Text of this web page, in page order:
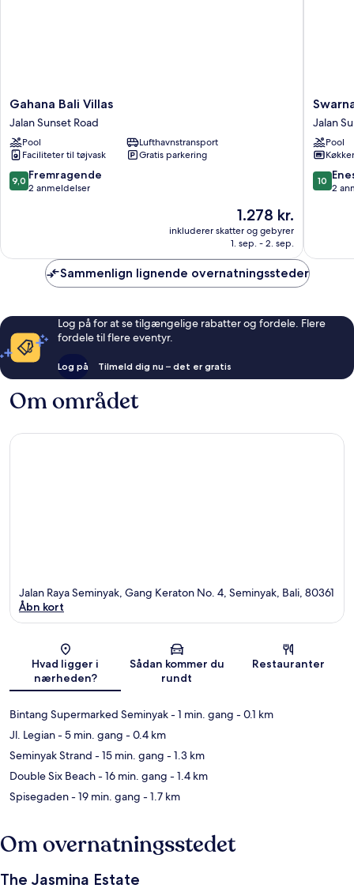
Gahana
Bali
Villas
Jalan
Sunset
Road
Gahana Bali Villas
Jalan Sunset Road
Pool
Lufthavnstransport
Faciliteter til tøjvask
Gratis parkering
9.0
ud
anmeldelser
9,0 Fremragende
2 anmeldelser
Prisen
1.278 kr.
1.278 kr.
inkluderer skatter og gebyrer
1. sep. - 2. sep.
Swarna
Villa
by
Nakula
Jalan
Sunset
Road
Jalan
Pool
10.0
ud
10
2
Sammenlign lignende overnatningssteder
Log på for at se tilgængelige rabatter og fordele. Flere
fordele til flere eventyr.
Log på Tilmeld dig nu – det er gratis
Om området
Kort
Jalan Raya Seminyak, Gang Keraton No. 4, Seminyak, Bali, 80361
Åbn kort
Hvad ligger i
nærheden?
Sådan kommer du
rundt
Restauranter
Bintang Supermarked Seminyak- 1 min. gang - 0.1 km
Jl. Legian- 5 min. gang - 0.4 km
Seminyak Strand - 15 min. gang - 1.3 km
Double Six Beach- 16 min. gang - 1.4 km
Spisegaden- 19 min. gang - 1.7 km
Om overnatningsstedet
The Jasmina Estate